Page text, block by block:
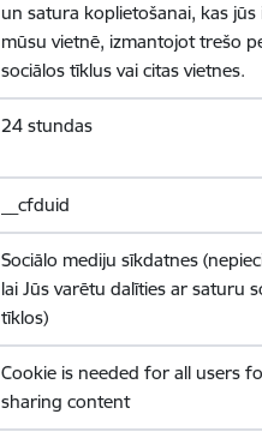
un satura koplietošanai, kas jūs
mūsu vietnē, izmantojot trešo
sociālos tīklus vai citas vietnes.
24 stundas
__cfduid
Sociālo mediju sīkdatnes
lai Jūs varētu dalīties ar saturu
tīklos)
Cookie is needed for all users
sharing content